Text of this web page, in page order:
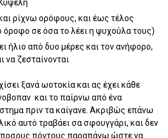
ρίχνω ορόφους, και έως τέλος
σε όσα το λέει η ψυχούλα τους)
ήλιο από δυο μέρες και τον ανήφορο,
να ζεσταίνονται
ξανά ωοτοκία και ας έχει κάθε
και το παίρνω από ένα
πριν τα καίγανε. Ακριβώς επάνω
αυτό τραβάει σα σφουγγάρι, και δεν
πόντους παραπάνω ώστε να